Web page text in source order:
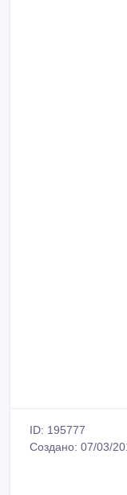
ID: 195777
Создано: 07/03/